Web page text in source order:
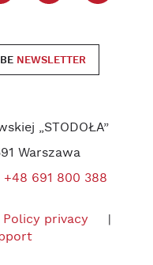
NEWSLETTER
„STODOŁA”
Warszawa
+48 691 800 388
Policy privacy